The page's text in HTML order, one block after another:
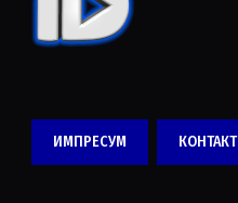
ИМПРЕСУМ КОНТАКТ